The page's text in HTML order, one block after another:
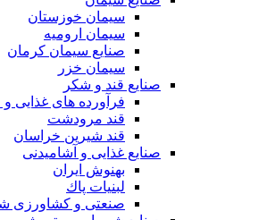
سیمان خوزستان
سیمان ارومیه
صنایع سیمان کرمان
سیمان خزر
صنایع قند و شکر
فرآورده های غذایی و
قند مرودشت
قند شیرین خراسان
صنایع غذايی و آشاميدنی
بهنوش ایران
لبنيات پاك
صنعتی و کشاورزی